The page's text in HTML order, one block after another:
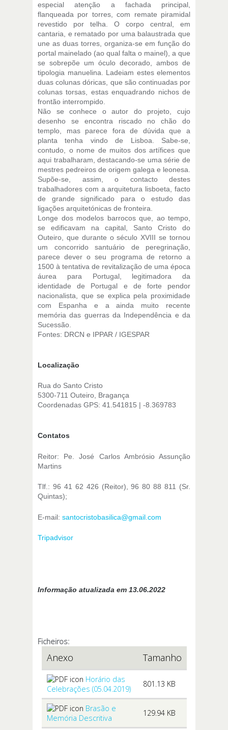
especial atenção a fachada principal,
flanqueada por torres, com remate piramidal
revestido por telha. O corpo central, em
cantaria, e rematado por uma balaustrada que
une as duas torres, organiza-se em função do
portal mainelado (ao qual falta o mainel), a que
se sobrepõe um óculo decorado, ambos de
tipologia manuelina. Ladeiam estes elementos
duas colunas dóricas, que são continuadas por
colunas torsas, estas enquadrando nichos de
frontão interrompido.
Não se conhece o autor do projeto, cujo
desenho se encontra riscado no chão do
templo, mas parece fora de dúvida que a
planta tenha vindo de Lisboa. Sabe-se,
contudo, o nome de muitos dos artífices que
aqui trabalharam, destacando-se uma série de
mestres pedreiros de origem galega e leonesa.
Supõe-se, assim, o contacto destes
trabalhadores com a arquitetura lisboeta, facto
de grande significado para o estudo das
ligações arquitetónicas de fronteira.
Longe dos modelos barrocos que, ao tempo,
se edificavam na capital, Santo Cristo do
Outeiro, que durante o século XVIII se tornou
um concorrido santuário de peregrinação,
parece dever o seu programa de retorno a
1500 à tentativa de revitalização de uma época
áurea para Portugal, legitimadora da
identidade de Portugal e de forte pendor
nacionalista, que se explica pela proximidade
com Espanha e a ainda muito recente
memória das guerras da Independência e da
Sucessão.
Fontes: DRCN e IPPAR / IGESPAR
Localização
Rua do Santo Cristo
5300-711 Outeiro, Bragança
Coordenadas GPS: 41.541815 | -8.369783
Contatos
Reitor: Pe. José Carlos Ambrósio Assunção
Martins
Tlf.: 96 41 62 426 (Reitor), 96 80 88 811 (Sr.
Quintas);
E-mail: santocristobasilica@gmail.com
Tripadvisor
Informação atualizada em 13.06.2022
Ficheiros:
Anexo Tamanho
Horário das
Celebrações (05.04.2019)
801.13 KB
Brasão e
Memória Descritiva
129.94 KB